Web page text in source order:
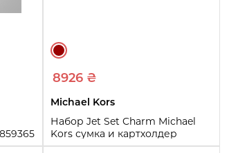
8926 ₴
Michael Kors
Набор Jet Set Charm Michael
Kors сумка и картхолдер
1159859324 Бордовый